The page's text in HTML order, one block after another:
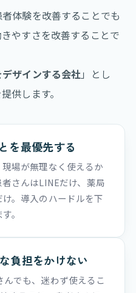
体験を改善することでも
やすさを改善することで
ザインする会社 」とし
供します。
を最優先する
場が無理なく使えるか
さんはLINEだけ、薬局
。導入のハードルを下
。
負担をかけない
でも、迷わず使えるこ